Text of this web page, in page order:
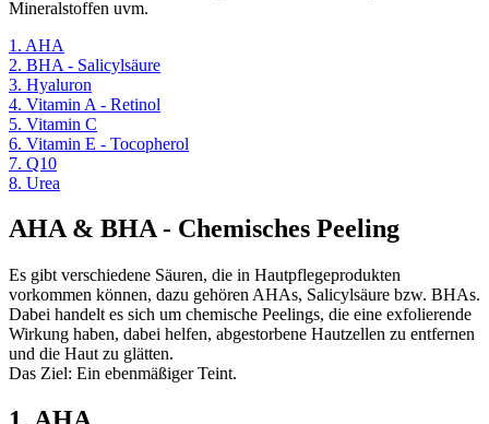
Mineralstoffen uvm.
1. AHA
2. BHA - Salicylsäure
3. Hyaluron
4. Vitamin A - Retinol
5. Vitamin C
6. Vitamin E - Tocopherol
7. Q10
8. Urea
AHA & BHA - Chemisches Peeling
Es gibt verschiedene Säuren, die in Hautpflegeprodukten
vorkommen können, dazu gehören AHAs, Salicylsäure bzw. BHAs.
Dabei handelt es sich um chemische Peelings, die eine exfolierende
Wirkung haben, dabei helfen, abgestorbene Hautzellen zu entfernen
und die Haut zu glätten.
Das Ziel: Ein ebenmäßiger Teint.